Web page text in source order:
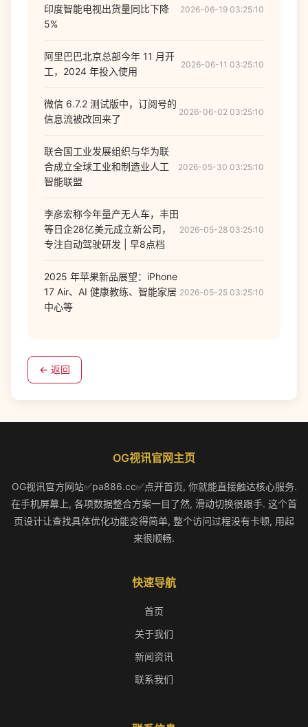
印度智能电视出货量同比下降
5%
2026-06-19 03:25:10
阿里巴巴北京总部今年 11 月开
工，2024 年投入使用
2026-06-11 03:25:10
微信 6.7.2 测试版中，订阅号的
信息流被改回来了
2026-06-02 03:25:10
联合国工业发展组织与华为联
合成立全球工业和制造业人工
智能联盟
2026-05-30 03:25:10
李彦宏称今年量产无人车，丰田
等日企28亿美元成立新公司，
专注自动驾驶研发 | 早8点档
2026-05-28 03:25:10
2025 年苹果新品展望：iPhone
17 Air、AI 健康教练、智能家居
中心等
2026-05-25 03:25:10
← 返回
OG视讯官网主页
OG视讯官方网站✅pa886.cc✅点开首页, 你就能直接触达核心服务.
在手机屏幕上, 各项数据整合方案一目了然, 滑动切换很跟手. 这个首
页设计让查找具体优化功能变得简单, 整个访问过程没有卡顿, 用起
来很顺畅.
快速导航
首页
关于我们
新闻资讯
联系我们